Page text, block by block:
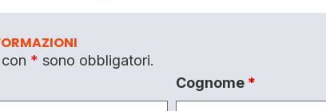
* sono obbligatori.
Cognome *